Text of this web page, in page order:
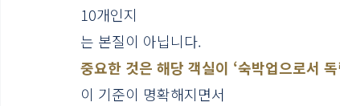
10개인지
는 본질이 아닙니다.
중요한 것은 해당 객실이 ‘숙박업으로서
이 기준이 명확해지면서